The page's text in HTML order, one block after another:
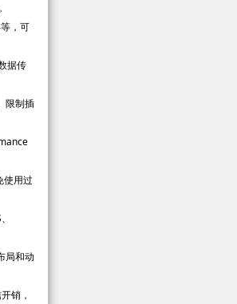
，可
据传
限制插
使用过
局和动
销，